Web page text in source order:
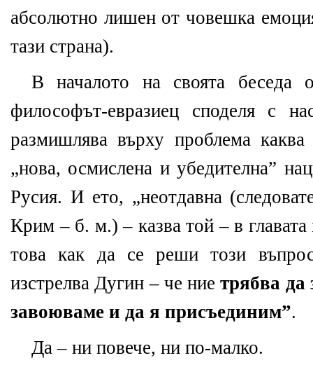
абсолютно лишен от човешка
тази страна).
В началото на своята
философът-евразиец споделя с
размишлява върху проблема
„нова, осмислена и убедителна”
Русия. И ето, „неотдавна
Крим – б. м.) – казва той – в
това как да се реши този
изстрелва Дугин – че ниетрябва да
завоюваме и да я присъединим”.
Да – ни повече, ни по-малко.